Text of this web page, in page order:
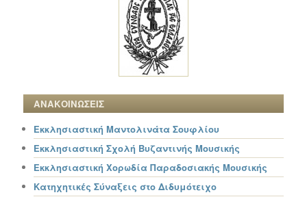
ΑΝΑΚΟΙΝΩΣΕΙΣ
Εκκλησιαστική Μαντολινάτα Σουφλίου
Εκκλησιαστική Σχολή Βυζαντινής Μουσικής
Εκκλησιαστική Χορωδία Παραδοσιακής Μουσικής
Κατηχητικές Σύναξεις στο Διδυμότειχο